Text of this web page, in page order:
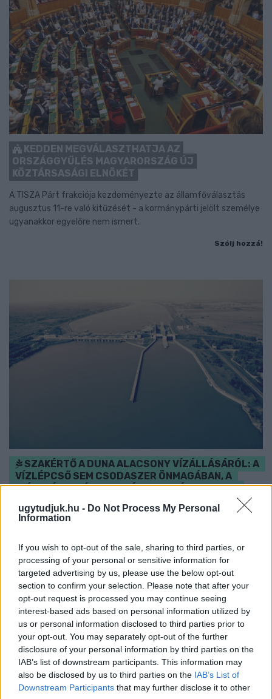
ugytudjuk.hu - Do Not Process My Personal
Information
If you wish to opt-out of the sale, sharing to third parties, or
processing of your personal or sensitive information for
targeted advertising by us, please use the below opt-out
section to confirm your selection. Please note that after your
opt-out request is processed you may continue seeing
interest-based ads based on personal information utilized by
us or personal information disclosed to third parties prior to
your opt-out. You may separately opt-out of the further
disclosure of your personal information by third parties on the
IAB’s list of downstream participants. This information may
also be disclosed by us to third parties on the IAB’s List of
Downstream Participants that may further disclose it to other
KEDDEN MEGVÁLASZTHATJA AZ
ORSZÁGGYŰLÉS MAGYARORSZÁG ÚJ
KÖZTÁRSASÁGI ELNÖKÉT
A TISZA Párt frakciója kezdeményezte az államfőválasztás
augusztus 11-re való kitűzését - a kormánypárti jelölt személye
ugyanakkor egyelőre nem ismert.
Szólj hozzá!
SZAKÉRTŐ A DUNA ALACSONY VÍZÁLLÁSÁRÓL: A
VÍZLÉPCSŐ SEM CSODASZER ÖNMAGÁBAN, A
KLÍMAVÁLTOZÁS MIATT ÚJ SZEMLÉLETRE VAN
A BME vízmérnöke szerint a Paksi Atomerőmű helyzetére sem
vízgazdálkodását pedig már a klímamodellekre kell alapozni.
Szólj hozzá!